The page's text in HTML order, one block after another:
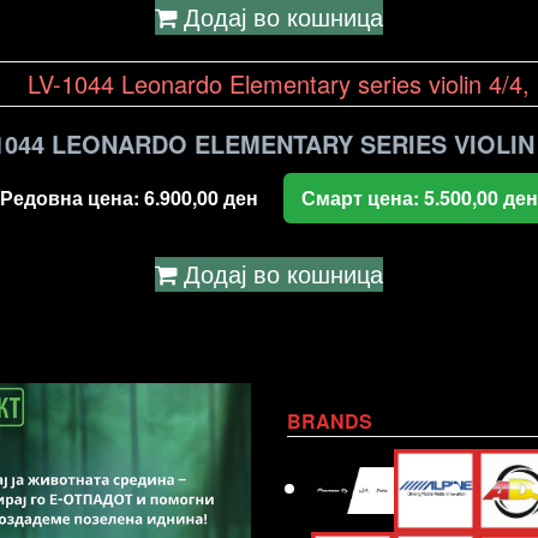
Додај во кошница
LEONARDO ELEMENTARY SERIES
Редовна цена: 6.900,00ден Смарт цена: 5.500,00ден
Додај во кошница
BRANDS